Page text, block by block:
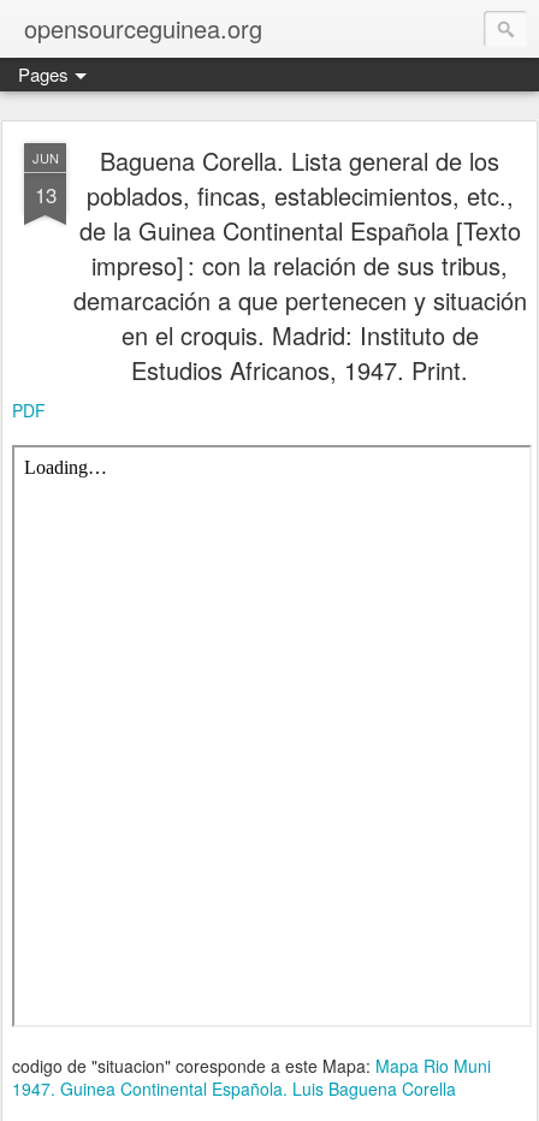
opensourceguinea.org
Pages
JUN
13
Baguena Corella. Lista general de los
poblados, fincas, establecimientos, etc.,
de la Guinea Continental Española [Texto
impreso] : con la relación de sus tribus,
demarcación a que pertenecen y situación
en el croquis. Madrid: Instituto de
Estudios Africanos, 1947. Print.
PDF
codigo de "situacion" coresponde a este Mapa: Mapa Rio Muni
1947. Guinea Continental Española. Luis Baguena Corella